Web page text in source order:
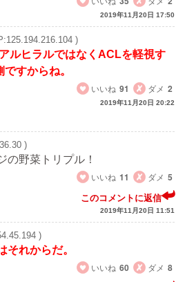
2019年11月20日 17:50
)
ルヒラルではなくACLを軽視す
すからね。
いいね 91 ダメ 2
2019年11月20日 20:22
)
の野菜トリプル！
いいね 11 ダメ 5
このコメントに返信
2019年11月20日 11:51
)
それからだ。
いいね 60 ダメ 8